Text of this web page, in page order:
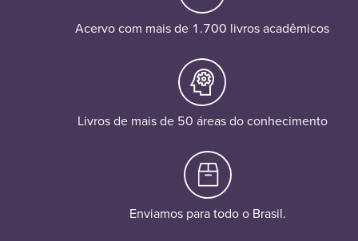
Acervo com mais de 1.700 livros acadêmicos
Livros de mais de 50 áreas do conhecimento
Enviamos para todo o Brasil.